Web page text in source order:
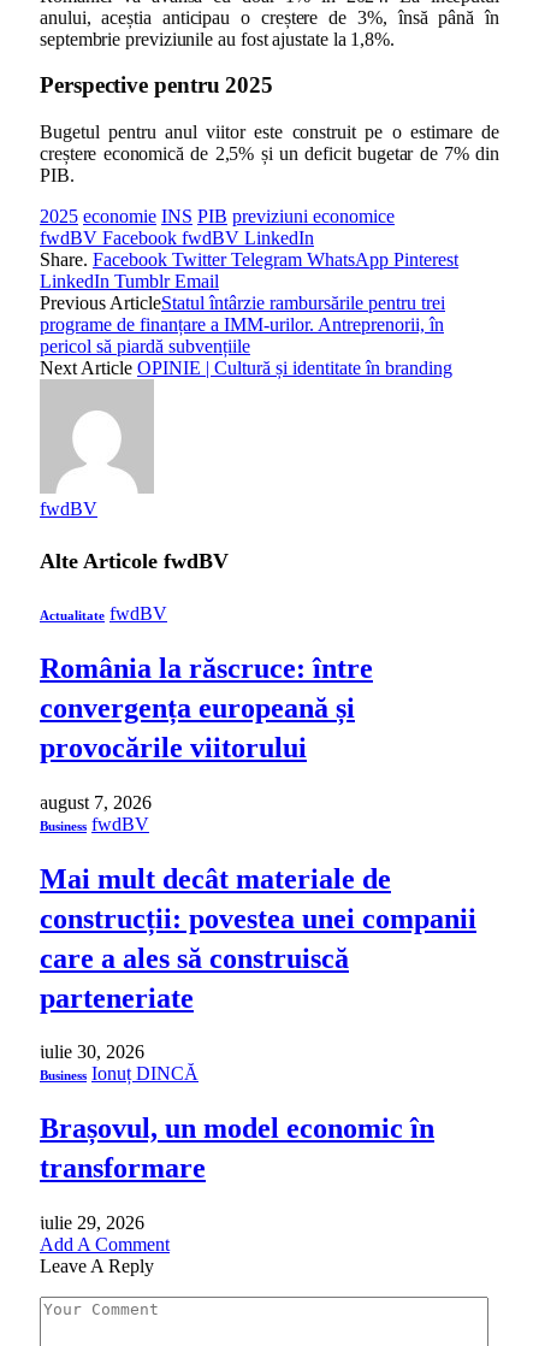
anului, aceștia anticipau o creștere de 3%, însă până în
septembrie previziunile au fost ajustate la 1,8%.
Perspective pentru 2025
Bugetul pentru anul viitor este construit pe o estimare de
creștere economică de 2,5% și un deficit bugetar de 7% din
PIB.
2025 economie INS PIB previziuni economice
fwdBV Facebook fwdBV LinkedIn
Share. Facebook Twitter Telegram WhatsApp Pinterest
LinkedIn Tumblr Email
Previous ArticleStatul întârzie rambursările pentru trei
programe de finanțare a IMM-urilor. Antreprenorii, în
pericol să piardă subvențiile
Next Article OPINIE | Cultură și identitate în branding
fwdBV
Alte Articole fwdBV
Actualitate fwdBV
România la răscruce: între
convergența europeană și
provocările viitorului
august 7, 2026
Business fwdBV
Mai mult decât materiale de
construcții: povestea unei companii
care a ales să construiscă
parteneriate
iulie 30, 2026
Business Ionuț DINCĂ
Brașovul, un model economic în
transformare
iulie 29, 2026
Add A Comment
Leave A Reply